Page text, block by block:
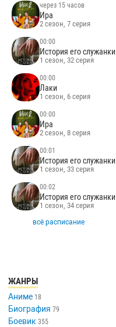
через 15 часов
Ира
2 сезон, 7 серия
00:00
История его служанки
1 сезон, 32 серия
00:00
Лаки
1 сезон, 6 серия
00:00
Ира
2 сезон, 8 серия
00:01
История его служанки
1 сезон, 33 серия
00:02
История его служанки
1 сезон, 34 серия
всё расписание
ЖАНРЫ
Аниме 18
Биография 79
Боевик 355